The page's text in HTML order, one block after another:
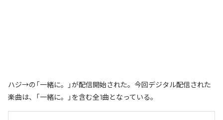
ハジ→の「一緒に。」が配信開始された。今回デジタル配信された
楽曲は、「一緒に。」を含む全1曲となっている。